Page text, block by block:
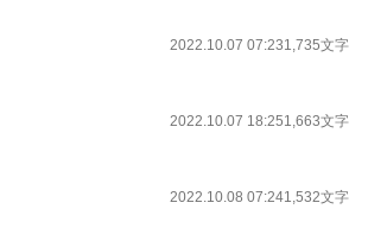
2022.10.07 07:231,735文字
2022.10.07 18:251,663文字
2022.10.08 07:241,532文字